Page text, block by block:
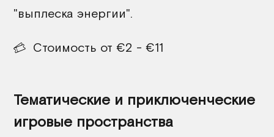
"выплеска энергии".
Стоимость от €2 - €11
Тематические и приключенческие
игровые пространства